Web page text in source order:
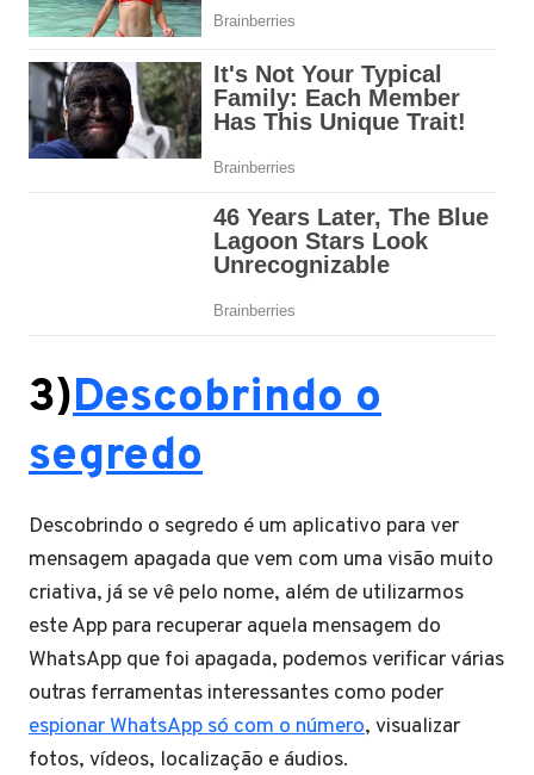
3)Descobrindo o
segredo
Descobrindo o segredo é um aplicativo para ver
mensagem apagada que vem com uma visão muito
criativa, já se vê pelo nome, além de utilizarmos
este App para recuperar aquela mensagem do
WhatsApp que foi apagada, podemos verificar várias
outras ferramentas interessantes como poder
espionar WhatsApp só com o número, visualizar
fotos, vídeos, localização e áudios.